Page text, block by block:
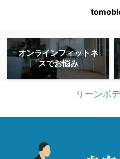
オンラインフィットネ
スでお悩み
リーンボディ